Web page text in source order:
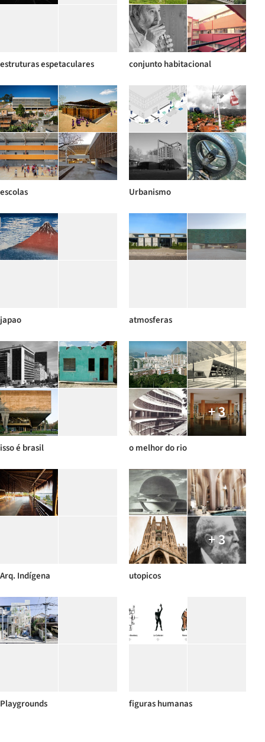
estruturas espetaculares conjunto habitacional
escolas Urbanismo
japao atmosferas
isso é brasil
+ 3
o melhor do rio
Arq. Indígena
+ 3
utopicos
Playgrounds figuras humanas